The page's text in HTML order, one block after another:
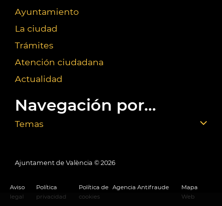
Ayuntamiento
La ciudad
Trámites
Atención ciudadana
Actualidad
Navegación por...
Temas
Ajuntament de València © 2026
Aviso
legal
Política
privacidad
Política de
cookies
Agencia Antifraude
Mapa
Web